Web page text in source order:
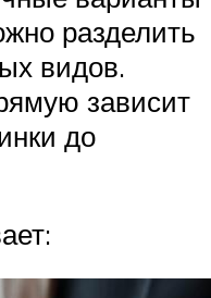
разделить
видов.
зависит
до